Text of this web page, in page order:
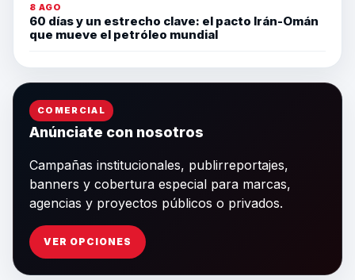
8 AGO
60 días y un estrecho clave: el pacto Irán-Omán
que mueve el petróleo mundial
COMERCIAL
Anúnciate con nosotros
Campañas institucionales, publirreportajes,
banners y cobertura especial para marcas,
agencias y proyectos públicos o privados.
VER OPCIONES